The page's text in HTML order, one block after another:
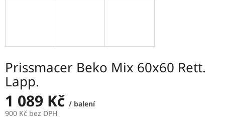
Prissmacer Beko Mix 60x60 Rett.
Lapp.
1 089 Kč / balení
900 Kč bez DPH